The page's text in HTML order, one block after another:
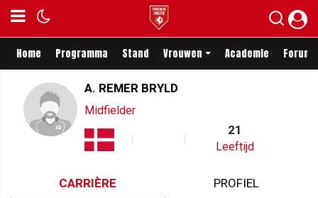
Home Programma Stand Vrouwen Academie Forum
A. REMER BRYLD
Midfielder
21
Leeftijd
CARRIÈRE PROFIEL